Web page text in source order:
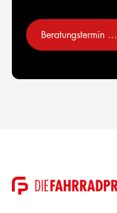
Beratungstermin vereinbaren